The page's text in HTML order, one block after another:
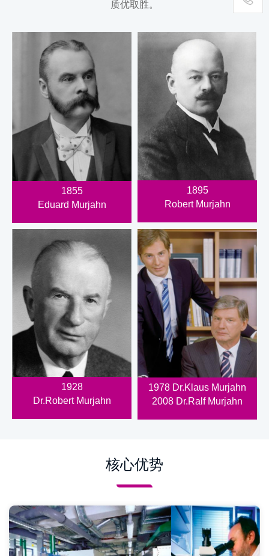
质优取胜。
1855
Eduard Murjahn
1895
Robert Murjahn
1928
Dr.Robert Murjahn
1978 Dr.Klaus Murjahn
2008 Dr.Ralf Murjahn
核心优势